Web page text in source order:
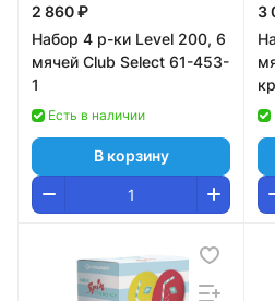
2 860 ₽
Набор 4 р-ки Level 200, 6
мячей Club Select 61-453-
1
Есть в наличии
В корзину
3